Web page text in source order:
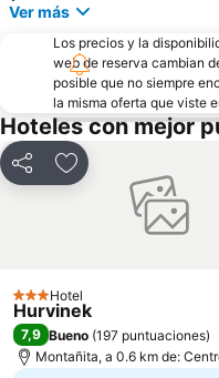
Ver más
Los precios y la
web de reserva cambian
posible que no siempre
la misma oferta que viste
Hoteles con mejor
CompartirAgregar a favoritos
3 Estrellas
Hotel
Hurvinek
7,9 Bueno (197 puntuaciones)
Montañita, a 0.6 km de: